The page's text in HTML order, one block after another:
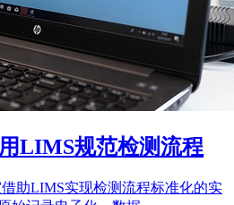
LIMS规范检测流程
助LIMS实现检测流程标准化的实